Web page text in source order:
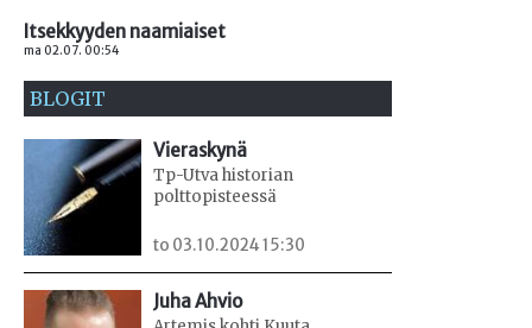
Itsekkyyden naamiaiset
ma 02.07. 00:54
BLOGIT
Vieraskynä
Tp-Utva historian
polttopisteessä
to 03.10.2024 15:30
Juha Ahvio